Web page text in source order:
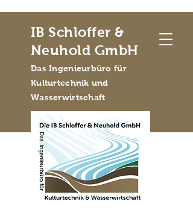
IB Schloffer &
Neuhold GmbH
Das Ingenieurbüro für
Kulturtechnik und
Wasserwirtschaft